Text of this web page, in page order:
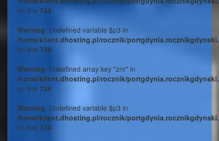
on line 734
Warning: Undefined variable $p3 in
/home/klient.dhosting.pl/rocznik/
on line 734
Warning: Undefined array key "znr" in
/home/klient.dhosting.pl/rocznik/
on line 734
Warning: Undefined variable $p3 in
/home/klient.dhosting.pl/rocznik/
on line 734